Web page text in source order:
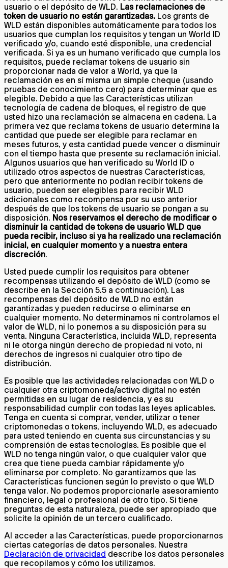
usuario o el depósito de WLD. Las reclamaciones de
token de usuario no están garantizadas. Los grants de
WLD están disponibles automáticamente para todos los
usuarios que cumplan los requisitos y tengan un World ID
verificado y/o, cuando esté disponible, una credencial
verificada. Si ya es un humano verificado que cumpla los
requisitos, puede reclamar tokens de usuario sin
proporcionar nada de valor a World, ya que la
reclamación es en sí misma un simple cheque (usando
pruebas de conocimiento cero) para determinar que es
elegible. Debido a que las Características utilizan
tecnología de cadena de bloques, el registro de que
usted hizo una reclamación se almacena en cadena. La
primera vez que reclama tokens de usuario determina la
cantidad que puede ser elegible para reclamar en
meses futuros, y esta cantidad puede vencer o disminuir
con el tiempo hasta que presente su reclamación inicial.
Algunos usuarios que han verificado su World ID o
utilizado otros aspectos de nuestras Características,
pero que anteriormente no podían recibir tokens de
usuario, pueden ser elegibles para recibir WLD
adicionales como recompensa por su uso anterior
después de que los tokens de usuario se pongan a su
disposición. Nos reservamos el derecho de modificar o
disminuir la cantidad de tokens de usuario WLD que
pueda recibir, incluso si ya ha realizado una reclamación
inicial, en cualquier momento y a nuestra entera
discreción.
Usted puede cumplir los requisitos para obtener
recompensas utilizando el depósito de WLD (como se
describe en la Sección 5.5 a continuación). Las
recompensas del depósito de WLD no están
garantizadas y pueden reducirse o eliminarse en
cualquier momento. No determinamos ni controlamos el
valor de WLD, ni lo ponemos a su disposición para su
venta. Ninguna Característica, incluida WLD, representa
ni le otorga ningún derecho de propiedad ni voto, ni
derechos de ingresos ni cualquier otro tipo de
distribución.
Es posible que las actividades relacionadas con WLD o
cualquier otra criptomoneda/activo digital no estén
permitidas en su lugar de residencia, y es su
responsabilidad cumplir con todas las leyes aplicables.
Tenga en cuenta si comprar, vender, utilizar o tener
criptomonedas o tokens, incluyendo WLD, es adecuado
para usted teniendo en cuenta sus circunstancias y su
comprensión de estas tecnologías. Es posible que el
WLD no tenga ningún valor, o que cualquier valor que
crea que tiene pueda cambiar rápidamente y/o
eliminarse por completo. No garantizamos que las
Características funcionen según lo previsto o que WLD
tenga valor. No podemos proporcionarle asesoramiento
financiero, legal o profesional de otro tipo. Si tiene
preguntas de esta naturaleza, puede ser apropiado que
solicite la opinión de un tercero cualificado.
Al acceder a las Características, puede proporcionarnos
ciertas categorías de datos personales. Nuestra
Declaración de privacidad describe los datos personales
que recopilamos y cómo los utilizamos.